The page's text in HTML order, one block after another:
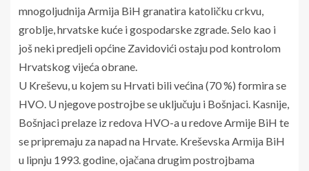
mnogoljudnija Armija BiH granatira katoličku crkvu,
groblje, hrvatske kuće i gospodarske zgrade. Selo kao i
još neki predjeli općine Zavidovići ostaju pod kontrolom
Hrvatskog vijeća obrane.
U Kreševu, u kojem su Hrvati bili većina (70 %) formira se
HVO. U njegove postrojbe se uključuju i Bošnjaci. Kasnije,
Bošnjaci prelaze iz redova HVO-a u redove Armije BiH te
se pripremaju za napad na Hrvate. Kreševska Armija BiH
u lipnju 1993. godine, ojačana drugim postrojbama